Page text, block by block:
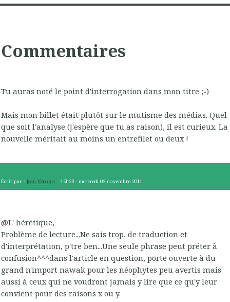
Commentaires
Tu auras noté le point d'interrogation dans mon titre ;-)
Mais mon billet était plutôt sur le mutisme des médias. Quel
que soit l'analyse (j'espère que tu as raison), il est curieux. La
nouvelle méritait au moins un entrefilet ou deux !
Écrit par : Jean Véronis 15h23 -mercredi 02 novembre 2011
@L' hérétique,
Problème de lecture...Ne sais trop, de traduction et
d'interprétation, p'tre ben...Une seule phrase peut préter à
confusion^^^dans l'article en question, porte ouverte à du
grand n'import nawak pour les néophytes peu avertis mais
aussi à ceux qui ne voudront jamais y lire que ce qu'y leur
convient pour des raisons x ou y.